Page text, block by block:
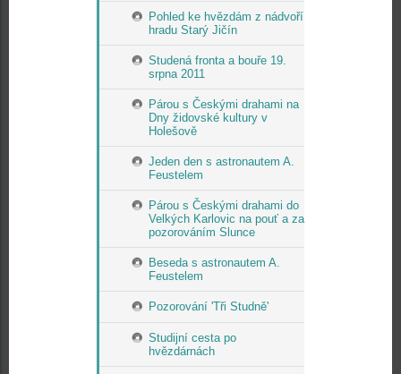
Pohled ke hvězdám z nádvoří
hradu Starý Jičín
Studená fronta a bouře 19.
srpna 2011
Párou s Českými drahami na
Dny židovské kultury v
Holešově
Jeden den s astronautem A.
Feustelem
Párou s Českými drahami do
Velkých Karlovic na pouť a za
pozorováním Slunce
Beseda s astronautem A.
Feustelem
Pozorování 'Tři Studně'
Studijní cesta po
hvězdárnách